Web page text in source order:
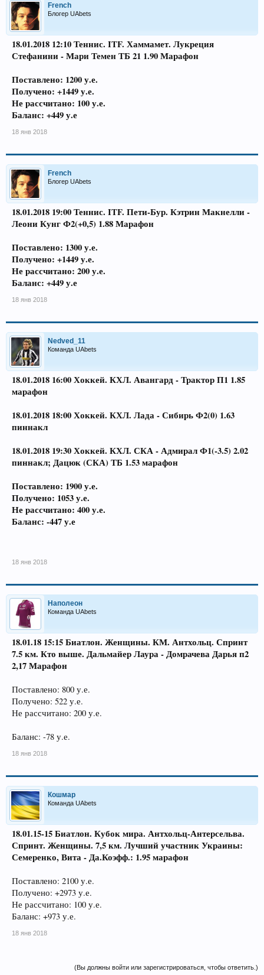
French
Блогер UAbets
18.01.2018 12:10 Теннис. ITF. Хаммамет. Лукреция
Стефанини - Мари Темен ТБ 21 1.90 Марафон
Поставлено: 1200 у.е.
Получено: +1449 у.е.
Не рассчитано: 100 у.е.
Баланс: +449 у.е
18 янв 2018
French
Блогер UAbets
18.01.2018 19:00 Теннис. ITF. Пети-Бур. Кэтрин Макнелли -
Леони Кунг Ф2(+0,5) 1.88 Марафон
Поставлено: 1300 у.е.
Получено: +1449 у.е.
Не рассчитано: 200 у.е.
Баланс: +449 у.е
18 янв 2018
Nedved_11
Команда UAbets
18.01.2018 16:00 Хоккей. КХЛ. Авангард - Трактор П1 1.85
марафон
18.01.2018 18:00 Хоккей. КХЛ. Лада - Сибирь Ф2(0) 1.63
пиннакл
18.01.2018 19:30 Хоккей. КХЛ. СКА - Адмирал Ф1(-3.5) 2.02
пиннакл; Дацюк (СКА) ТБ 1.53 марафон
Поставлено: 1900 у.е.
Получено: 1053 у.е.
Не рассчитано: 400 у.е.
Баланс: -447 у.е
18 янв 2018
Наполеон
Команда UAbets
18.01.18 15:15Биатлон. Женщины. КМ. Антхольц. Спринт
7.5 км. Кто выше. Дальмайер Лаура - Домрачева Дарья п2
2,17 Марафон
Поставлено: 800 у.е.
Получено: 522 у.е.
Не рассчитано: 200 у.е.
Баланс: -78 у.е.
18 янв 2018
Кошмар
Команда UAbets
18.01.15-15 Биатлон. Кубок мира. Антхольц-Антерсельва.
Спринт. Женщины. 7,5 км. Лучший участник Украины:
Семеренко, Вита - Да.Коэфф.: 1.95 марафон
Поставлено: 2100 у.е.
Получено: +2973 у.е.
Не рассчитано: 100 у.е.
Баланс: +973 у.е.
18 янв 2018
(Вы должны войти или зарегистрироваться, чтобы ответить.)